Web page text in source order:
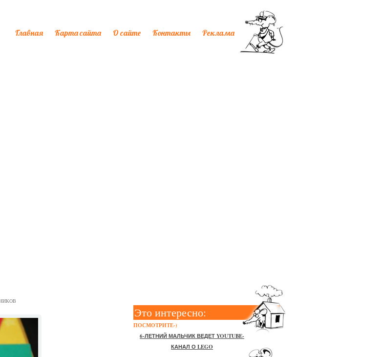
Главная Карта сайта О сайте Контакты Реклама
Это интересно:
ПОСМОТРИТЕ-)
6-ЛЕТНИЙ МАЛЬЧИК ВЕДЕТ YOUTUBE-
КАНАЛ О LEGO